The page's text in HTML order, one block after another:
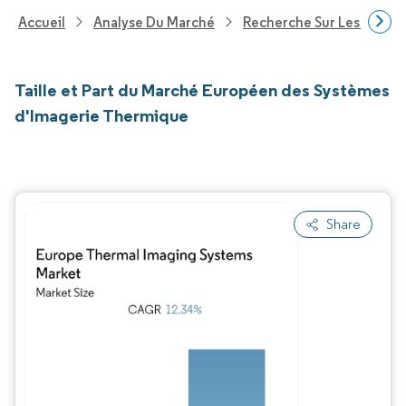
Accueil Analyse Du Marché Recherche Sur Les
Taille et Part du Marché Européen des Systèmes
d'Imagerie Thermique
Share